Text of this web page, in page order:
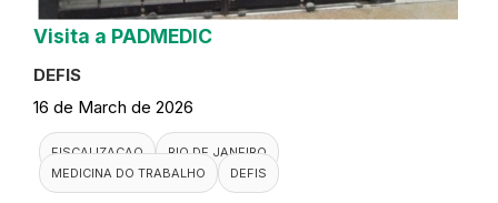
Visita a PADMEDIC
DEFIS
16 de March de 2026
FISCALIZACAO
RIO DE JANEIRO
MEDICINA DO TRABALHO
DEFIS